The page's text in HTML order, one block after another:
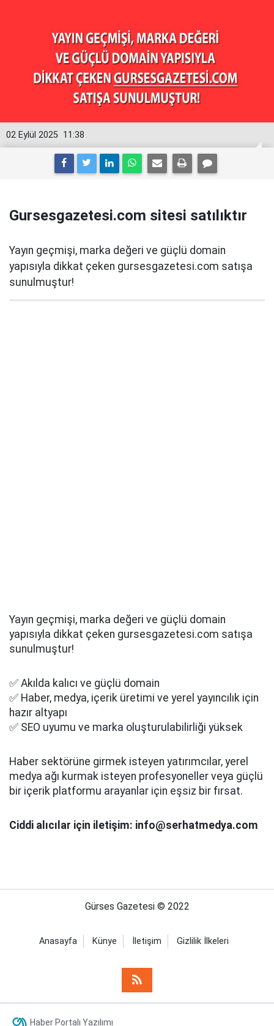
11:38
02 Eylül 2025
Gursesgazetesi.com sitesi satılıktır
Yayın geçmişi, marka değeri ve güçlü domain
yapısıyla dikkat çeken gursesgazetesi.com satışa
sunulmuştur!
Yayın geçmişi, marka değeri ve güçlü domain
yapısıyla dikkat çeken gursesgazetesi.com satışa
sunulmuştur!
✅ Akılda kalıcı ve güçlü domain
✅ Haber, medya, içerik üretimi ve yerel yayıncılık için
hazır altyapı
✅ SEO uyumu ve marka oluşturulabilirliği yüksek
Haber sektörüne girmek isteyen yatırımcılar, yerel
medya ağı kurmak isteyen profesyoneller veya güçlü
bir içerik platformu arayanlar için eşsiz bir fırsat.
Ciddi alıcılar için iletişim: info@serhatmedya.com
Gürses Gazetesi © 2022
Anasayfa Künye İletişim Gizlilik İlkeleri
Haber Portalı Yazılımı